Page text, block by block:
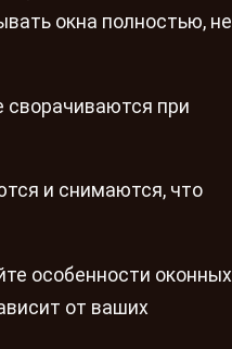
окна полностью, не
сворачиваются при
и снимаются, что
особенности оконных
от ваших